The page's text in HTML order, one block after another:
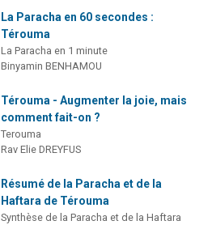
La Paracha en 60 secondes :
Térouma
La Paracha en 1 minute
Binyamin BENHAMOU
Térouma - Augmenter la joie, mais
comment fait-on ?
Terouma
Rav Elie DREYFUS
Résumé de la Paracha et de la
Haftara de Térouma
Synthèse de la Paracha et de la Haftara